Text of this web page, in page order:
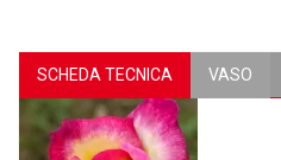
SCHEDA TECNICA VASO